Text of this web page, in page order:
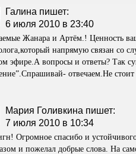
Галина пишет:
6 июля 2010 в 23:40
Жанара и Артём.! Ценность
напрямую связан со
эфире.А вопросы и ответы? Так
отвечаем.Не стоит
Мария Голивкина пишет:
7 июля 2010 в 10:34
Огромное спасибо и
и пожелал добрые слова. На